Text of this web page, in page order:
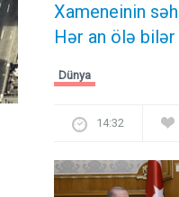
Xameneinin
Hər an ölə bilər
Dünya
14:32